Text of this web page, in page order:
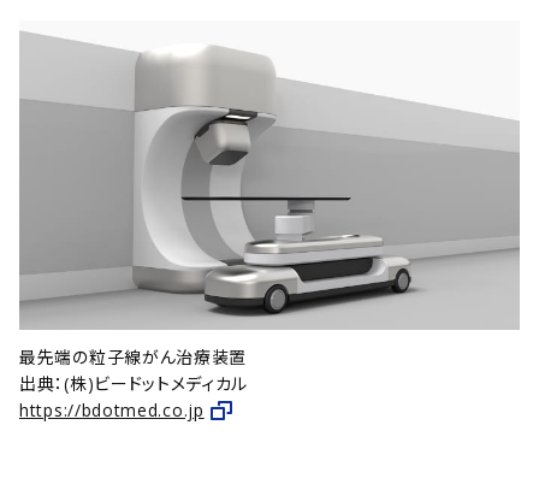
最先端の粒子線がん治療装置
出典：(株)ビードットメディカル
https://bdotmed.co.jp